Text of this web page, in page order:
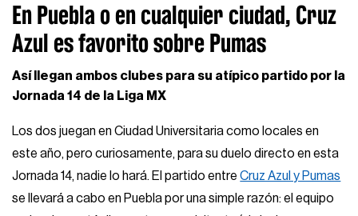
En Puebla o en cualquier ciudad, Cruz
Azul es favorito sobre Pumas
Así llegan ambos clubes para su atípico partido por la
Jornada 14 de la Liga MX
Los dos juegan en Ciudad Universitaria como locales en
este año, pero curiosamente, para su duelo directo en esta
Jornada 14, nadie lo hará. El partido entreCruz Azul y Pumas
se llevará a cabo en Puebla por una simple razón: el equipo